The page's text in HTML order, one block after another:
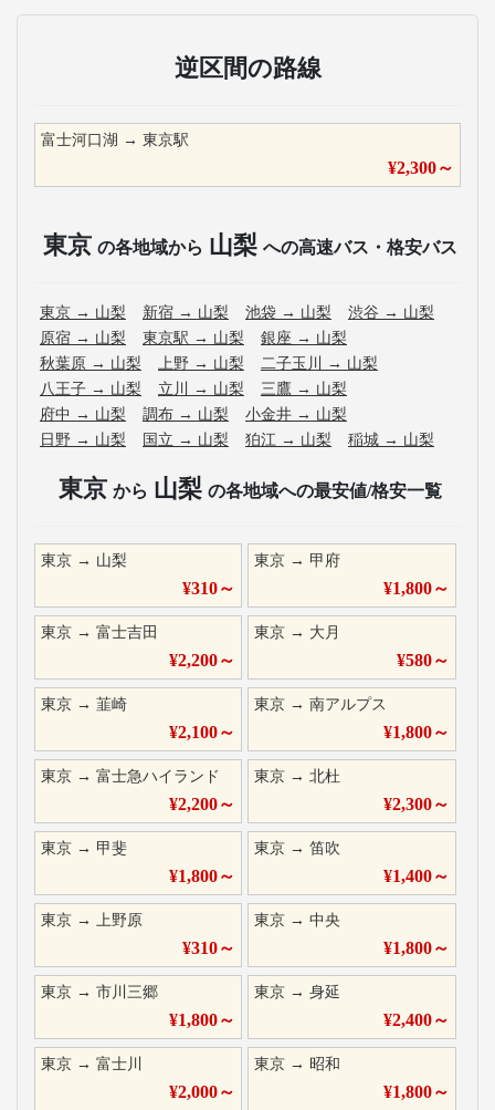
逆区間の路線
富士河口湖 → 東京駅
¥2,300～
東京 の各地域から 山梨 への高速バス・格安バス
東京 → 山梨 新宿 → 山梨 池袋 → 山梨 渋谷 → 山梨
原宿 → 山梨 東京駅 → 山梨 銀座 → 山梨
秋葉原 → 山梨 上野 → 山梨 二子玉川 → 山梨
八王子 → 山梨 立川 → 山梨 三鷹 → 山梨
府中 → 山梨 調布 → 山梨 小金井 → 山梨
日野 → 山梨 国立 → 山梨 狛江 → 山梨 稲城 → 山梨
東京 から 山梨 の各地域への最安値/格安一覧
東京 → 山梨
¥310～
東京 → 甲府
¥1,800～
東京 → 富士吉田
¥2,200～
東京 → 大月
¥580～
東京 → 韮崎
¥2,100～
東京 →南アルプス
¥1,800～
東京 → 富士急ハイランド
¥2,200～
東京 →北杜
¥2,300～
東京 → 甲斐
¥1,800～
東京 →笛吹
¥1,400～
東京 → 上野原
¥310～
東京 →中央
¥1,800～
東京 → 市川三郷
¥1,800～
東京 →身延
¥2,400～
東京 → 富士川
¥2,000～
東京 → 昭和
¥1,800～